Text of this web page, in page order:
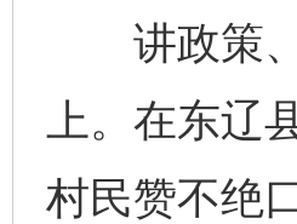
讲政策、
上。在东辽
村民赞不绝